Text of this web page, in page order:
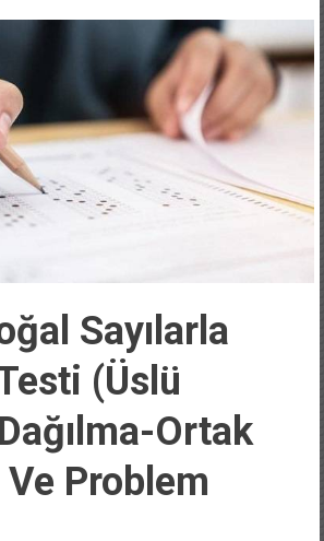
Sayılarla
(Üslü
Ortak
Problem